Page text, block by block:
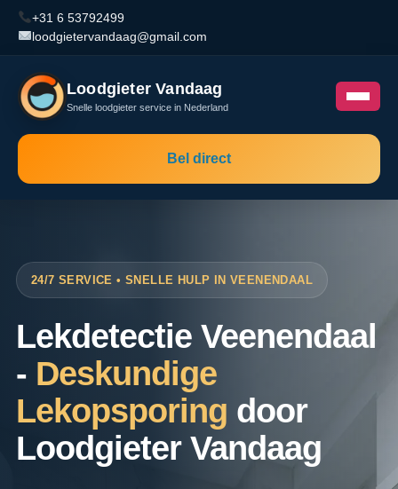
+31 6 53792499
loodgietervandaag@gmail.com
Loodgieter Vandaag
Snelle loodgieter service in Nederland
Bel direct
24/7 SERVICE • SNELLE HULP IN VEENENDAAL
Lekdetectie Veenendaal
- Deskundige
Lekopsporing door
Loodgieter Vandaag